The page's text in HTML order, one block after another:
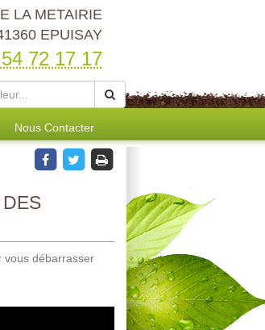
LA METAIRIE
EPUISAY
72 17 17
Nous Contacter
vous débarrasser